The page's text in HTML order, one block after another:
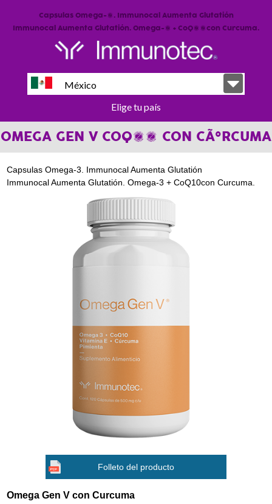
Capsulas Omega-3. Immunocal Aumenta Glutatión
Immunocal Aumenta Glutatión. Omega-3 + CoQ10con Curcuma.
México
Elige tu país
OMEGA GEN V COQ10 CON CÃºRCUMA
Capsulas Omega-3. Immunocal Aumenta Glutatión
Immunocal Aumenta Glutatión. Omega-3 + CoQ10con Curcuma.
Folleto del producto
Omega Gen V con Curcuma